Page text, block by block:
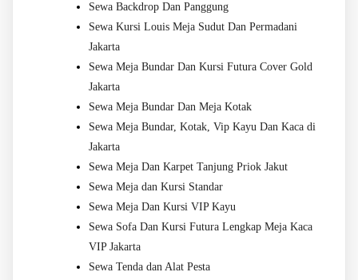
Sewa Backdrop Dan Panggung
Sewa Kursi Louis Meja Sudut Dan Permadani
Jakarta
Sewa Meja Bundar Dan Kursi Futura Cover Gold
Jakarta
Sewa Meja Bundar Dan Meja Kotak
Sewa Meja Bundar, Kotak, Vip Kayu Dan Kaca di
Jakarta
Sewa Meja Dan Karpet Tanjung Priok Jakut
Sewa Meja dan Kursi Standar
Sewa Meja Dan Kursi VIP Kayu
Sewa Sofa Dan Kursi Futura Lengkap Meja Kaca
VIP Jakarta
Sewa Tenda dan Alat Pesta